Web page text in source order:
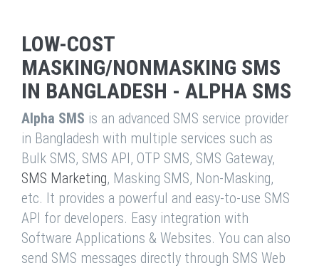
LOW-COST
MASKING/NONMASKING SMS
IN BANGLADESH - ALPHA SMS
Alpha SMS is an advanced SMS service provider
in Bangladesh with multiple services such as
Bulk SMS, SMS API, OTP SMS, SMS Gateway,
SMS Marketing, Masking SMS, Non-Masking,
etc. It provides a powerful and easy-to-use SMS
API for developers. Easy integration with
Software Applications & Websites. You can also
send SMS messages directly through SMS Web